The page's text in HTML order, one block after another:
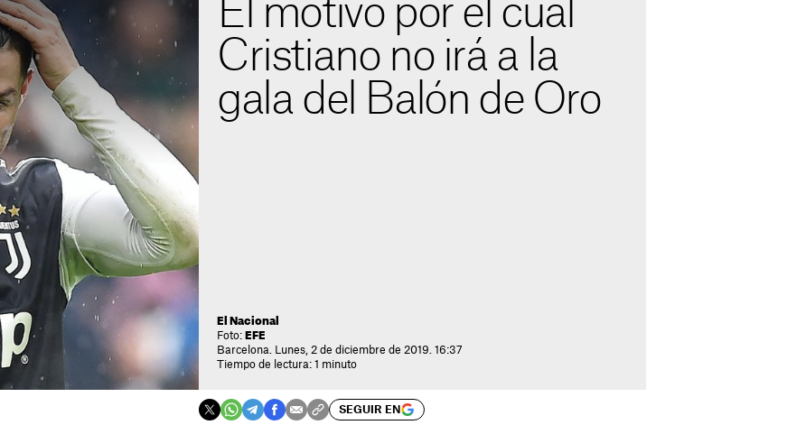
El motivo por el cual
Cristiano no irá a la
gala del Balón de Oro
El Nacional
Foto: EFE
Barcelona. Lunes, 2 de diciembre de 2019. 16:37
Tiempo de lectura: 1 minuto
SEGUIR EN